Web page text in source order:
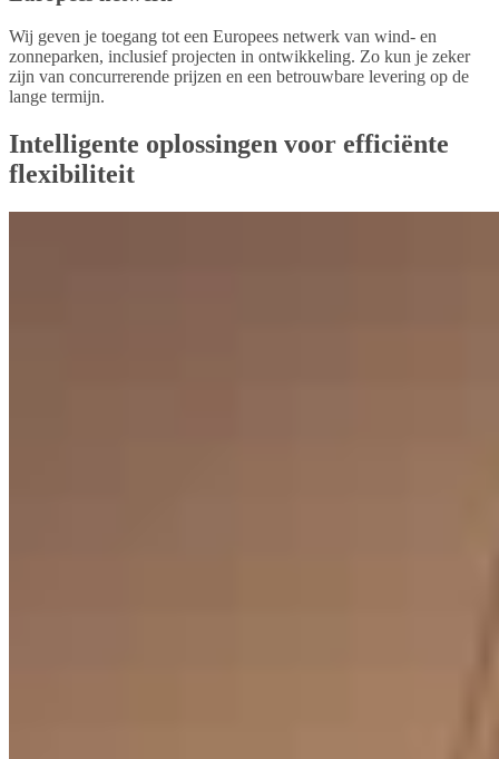
Wij geven je toegang tot een Europees netwerk van wind- en
zonneparken, inclusief projecten in ontwikkeling. Zo kun je zeker
zijn van concurrerende prijzen en een betrouwbare levering op de
lange termijn.
Intelligente oplossingen voor efficiënte
flexibiliteit